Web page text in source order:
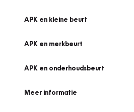
APK en kleine beurt
APK en merkbeurt
APK en onderhoudsbeurt
Meer informatie